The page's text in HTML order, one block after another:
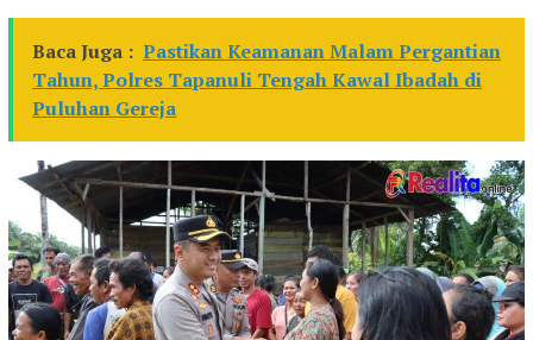
Baca Juga : Pastikan Keamanan Malam Pergantian
Tahun, Polres Tapanuli Tengah Kawal Ibadah di
Puluhan Gereja